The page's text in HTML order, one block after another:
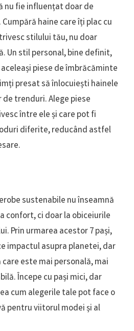
nu fie influențat doar de
haine care îți plac cu
stilului tău, nu doar
Un stil personal, bine definit,
piese de îmbrăcăminte
presat să înlocuiești hainele
trenduri. Alege piese
între ele și care pot fi
diferite, reducând astfel
sustenabile nu înseamnă
confort, ci doar la obiceiurile
Prin urmarea acestor 7 pași,
impactul asupra planetei, dar
este mai personală, mai
Începe cu pași mici, dar
cum alegerile tale pot face o
pentru viitorul modei și al